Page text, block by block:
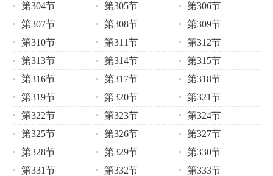
第304节
第305节
第306节
第307节
第308节
第309节
第310节
第311节
第312节
第313节
第314节
第315节
第316节
第317节
第318节
第319节
第320节
第321节
第322节
第323节
第324节
第325节
第326节
第327节
第328节
第329节
第330节
第331节
第332节
第333节